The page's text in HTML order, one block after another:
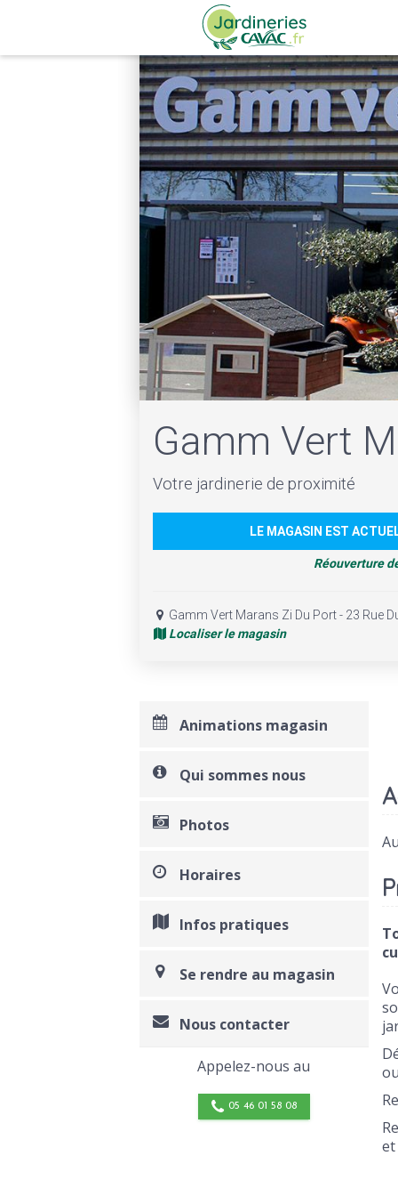
Gamm Vert
Votre jardinerie de proximité
LE MAGASIN EST
Réouverture
Gamm Vert Marans Zi Du Port - 23 Rue
Localiser le magasin
Animations magasin
Qui sommes nous
Photos
Horaires
Infos pratiques
Se rendre au magasin
Nous contacter
Appelez-nous au
05 46 01 58 08
et